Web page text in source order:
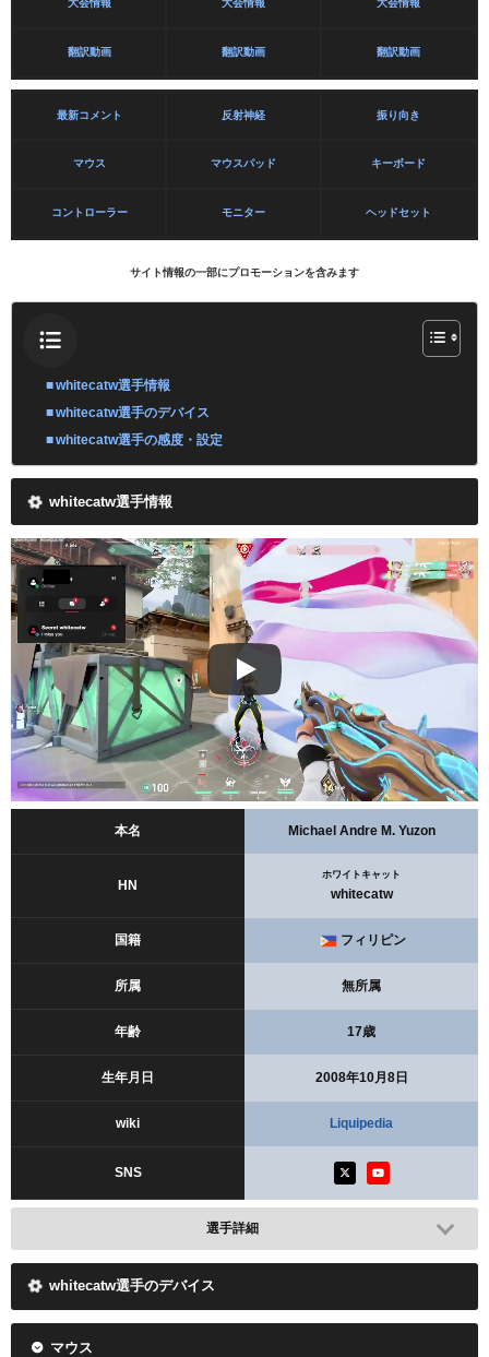
大会情報 大会情報 大会情報
翻訳動画 翻訳動画 翻訳動画
最新コメント 反射神経 振り向き
マウス マウスパッド キーボード
コントローラー モニター ヘッドセット
サイト情報の一部にプロモーションを含みます
whitecatw選手情報
whitecatw選手のデバイス
whitecatw選手の感度・設定
whitecatw選手情報
本名 Michael Andre M. Yuzon
HN
ホワイトキャット
whitecatw
国籍 フィリピン
所属 無所属
年齢 17歳
生年月日 2008年10月8日
wiki Liquipedia
SNS
選手詳細
whitecatw選手のデバイス
マウス